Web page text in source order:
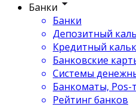
Банки
Банки
Депозитный
Кредитный
Банковские
Системы
Банкоматы,
Рейтинг банков